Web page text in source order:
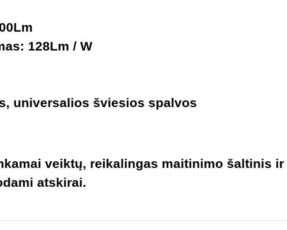
128Lm / W
universalios šviesios spalvos
veiktų, reikalingas maitinimo šaltinis ir
atskirai.